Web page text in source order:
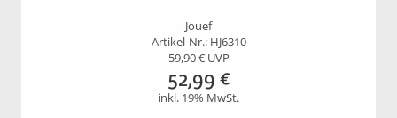
Jouef
Artikel-Nr.: HJ6310
59,90€ UVP
52,99 €
inkl. 19% MwSt.